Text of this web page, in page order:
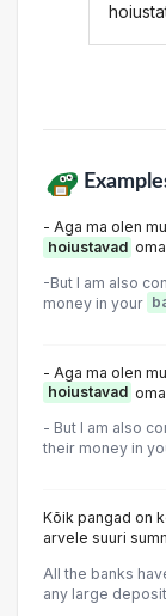
- Aga ma olen
hoiustavad
-But I am also
money in your
- Aga ma olen
hoiustavad
- But I am also
their money in
Kõik pangad on
arvele suuri
All the banks
any large